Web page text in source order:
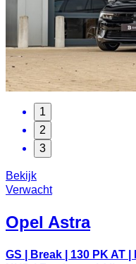
1
2
3
Bekijk
Verwacht
Opel Astra
GS | Break | 130 PK AT |